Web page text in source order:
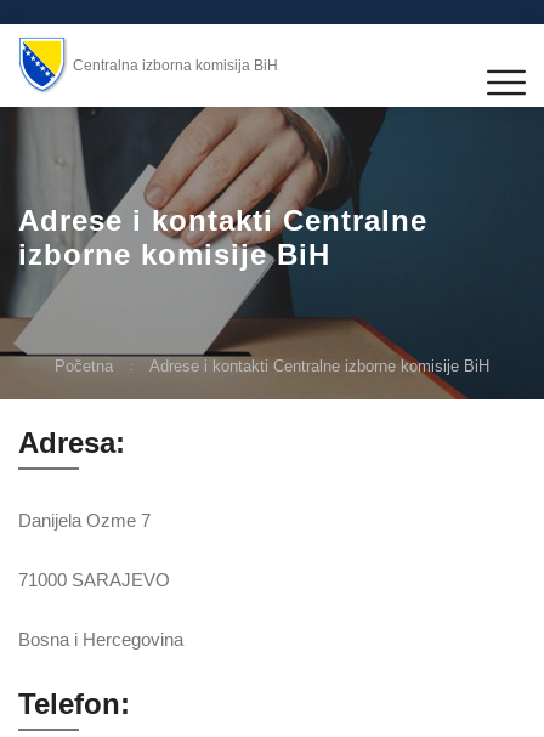
Centralna izborna komisija BiH
Adrese i kontakti Centralne
izborne komisije BiH
Početna Adrese i kontakti Centralne izborne komisije BiH
Adresa:
Danijela Ozme 7
71000 SARAJEVO
Bosna i Hercegovina
Telefon: